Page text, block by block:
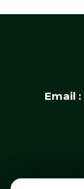
Email :